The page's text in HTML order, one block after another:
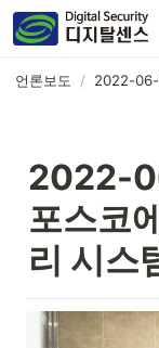
언론보도 /
2022-
포스코
리 시스